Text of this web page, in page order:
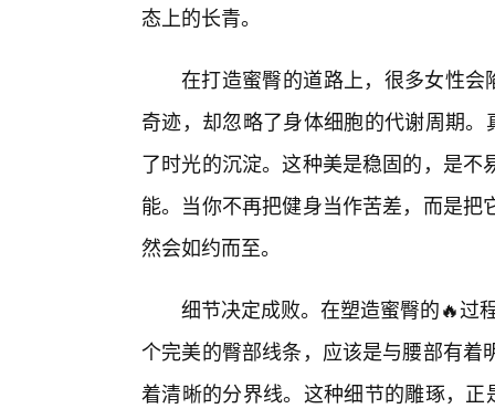
态上的长青。
在打造蜜臀的道路上，很多女性会
奇迹，却忽略了身体细胞的代谢周期
了时光的沉淀。这种美是稳固的，是
能。当你不再把健身当作苦差，而是
然会如约而至。
细节决定成败。在塑造蜜臀的🔥过
个完美的臀部线条，应该是与腰部有
着清晰的分界线。这种细节的雕琢，